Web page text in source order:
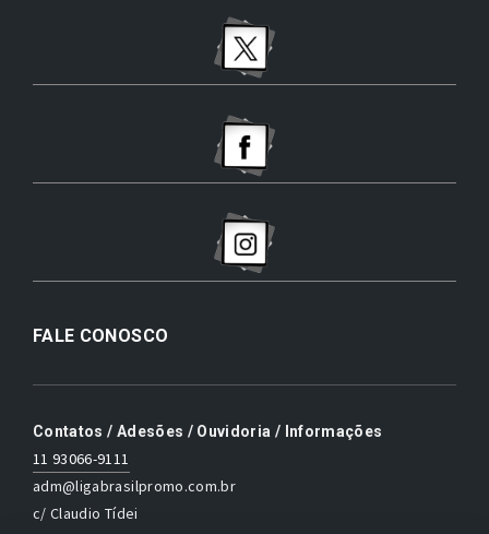
FALE CONOSCO
Contatos / Adesões / Ouvidoria / Informações
11 93066-9111
adm@ligabrasilpromo.com.br
c/ Claudio Tídei